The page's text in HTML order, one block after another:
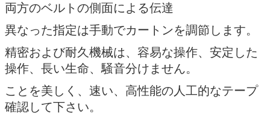
両方のベルトの側面による伝達
異なった指定は手動でカートンを調節します。
精密および耐久機械は、容易な操作、安定した
操作、長い生命、騒音分けません。
ことを美しく、速い、高性能の人工的なテープ
確認して下さい。